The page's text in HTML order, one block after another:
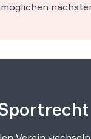
möglichen